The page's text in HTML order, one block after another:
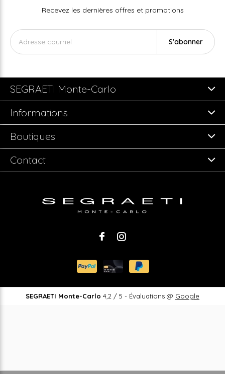
Recevez les dernières offres et promotions
S'abonner
SEGRAETI Monte-Carlo
Informations
Boutiques
Contact
SEGRAETI Monte-Carlo 4,2 / 5 - Évaluations @ Google